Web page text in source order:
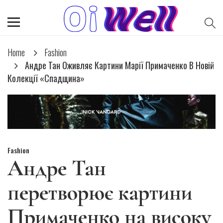
Home
Fashion
Андре Тан Оживляє Картини Марії Примаченко В Новій
Колекції «Спадщина»
Fashion
Андре Тан
перетворює картини
Примаченко на високу